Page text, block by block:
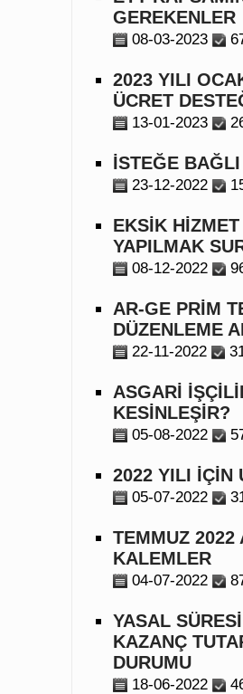
GEREKENLER
08-03-2023
2023 YILI
ÜCRET
13-01-2023
İSTEĞE
23-12-2022
EKSİK
YAPILMAK
08-12-2022
AR-GE PRİM
DÜZENLEME
22-11-2022
ASGARİ
KESİNLEŞİR?
05-08-2022
2022 YILI İÇİN
05-07-2022
TEMMUZ 2022
KALEMLER
04-07-2022
YASAL
KAZANÇ
DURUMU
18-06-2022